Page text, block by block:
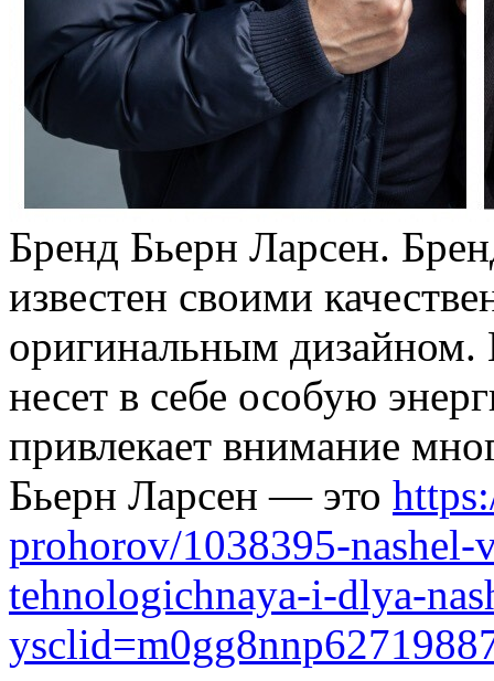
Бренд Бьерн Ларсен.
известен своими
оригинальным дизайном.
несет в себе особую
привлекает внимание
Бьерн Ларсен — это
prohorov/1038395-
tehnologichnaya-i-dlya-